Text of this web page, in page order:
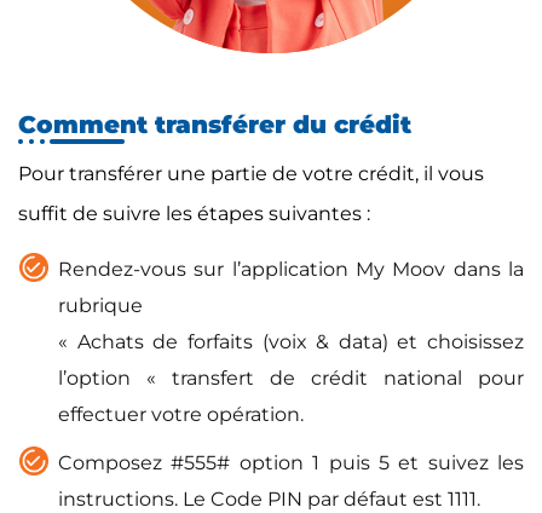
Comment transférer du crédit
Pour transférer une partie de votre crédit, il vous
suffit de suivre les étapes suivantes :
Rendez-vous sur l’application My Moov dans la
rubrique
« Achats de forfaits (voix & data) et choisissez
l’option « transfert de crédit national pour
effectuer votre opération.
Composez #555# option 1 puis 5 et suivez les
instructions. Le Code PIN par défaut est 1111.